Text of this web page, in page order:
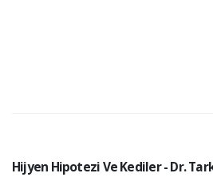
Hijyen Hipotezi Ve Kediler - Dr.